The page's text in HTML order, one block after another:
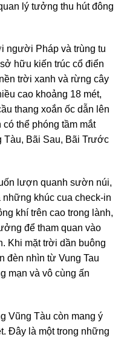
lý tưởng thu hút đông
người Pháp và trùng tu
sở hữu kiến trúc cổ điển
trời xanh và rừng cây
cao khoảng 18 mét,
thang xoắn ốc dẫn lên
thể phóng tầm mắt
Tàu, Bãi Sau, Bãi Trước
lượn quanh sườn núi,
những khúc cua check-in
khí trên cao trong lành,
để tham quan vào
Khi mặt trời dần buông
đèn nhìn từ Vung Tau
mạn và vô cùng ấn
Vũng Tàu còn mang ý
Đây là một trong những